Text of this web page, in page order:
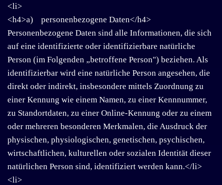
<li>
<h4>a) personenbezogene Daten</h4>
Personenbezogene Daten sind alle Informationen, die sich
auf eine identifizierte oder identifizierbare natürliche
Person (im Folgenden „betroffene Person") beziehen. Als
identifizierbar wird eine natürliche Person angesehen, die
direkt oder indirekt, insbesondere mittels Zuordnung zu
einer Kennung wie einem Namen, zu einer Kennnummer,
zu Standortdaten, zu einer Online-Kennung oder zu einem
oder mehreren besonderen Merkmalen, die Ausdruck der
physischen, physiologischen, genetischen, psychischen,
wirtschaftlichen, kulturellen oder sozialen Identität dieser
natürlichen Person sind, identifiziert werden kann.</li>
<li>